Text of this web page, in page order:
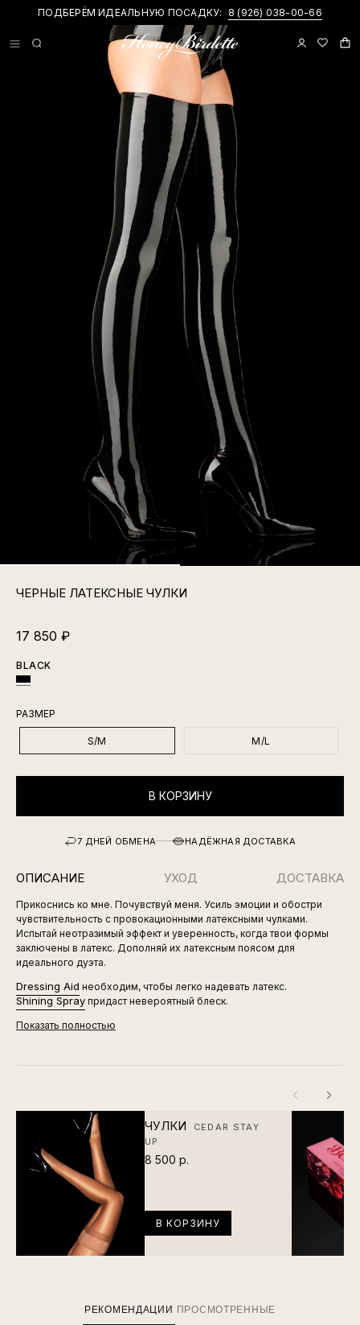
ПОДБЕРЁМ ИДЕАЛЬНУЮ ПОСАДКУ: 8 (926) 038-00-66
НОВИНКИ И ПРИВАТНЫЕ АКЦИИ В TELEGRAM-КАНАЛЕ
ЧЕРНЫЕ ЛАТЕКСНЫЕ ЧУЛКИ
17 850 ₽
BLACK
РАЗМЕР
S/M M/L
В КОРЗИНУ
7 ДНЕЙ ОБМЕНА НАДЁЖНАЯ ДОСТАВКА
ОПИСАНИЕ УХОД ДОСТАВКА
Прикоснись ко мне. Почувствуй меня. Усиль эмоции и обостри
чувствительность с провокационными латексными чулками.
Испытай неотразимый эффект и уверенность, когда твои формы
заключены в латекс. Дополняй их латексным поясом для
идеального дуэта.
Dressing Aid необходим, чтобы легко надевать латекс.
Shining Spray придаст невероятный блеск.
Показать полностью
ЧУЛКИ
CEDAR STAY
UP
8 500 р.
В КОРЗИНУ
РЕКОМЕНДАЦИИ ПРОСМОТРЕННЫЕ